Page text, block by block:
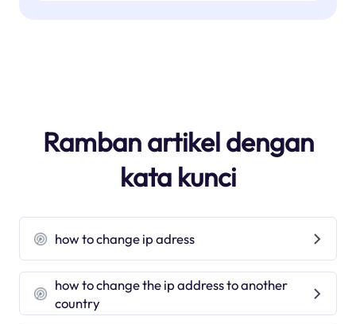
Ramban artikel dengan
kata kunci
how to change ip adress
how to change the ip address to another
country